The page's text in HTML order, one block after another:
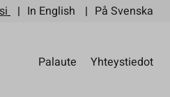
In English På Svenska
Palaute Yhteystiedot